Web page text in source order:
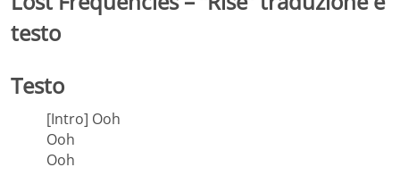
testo
Testo
[Intro] Ooh
Ooh
Ooh